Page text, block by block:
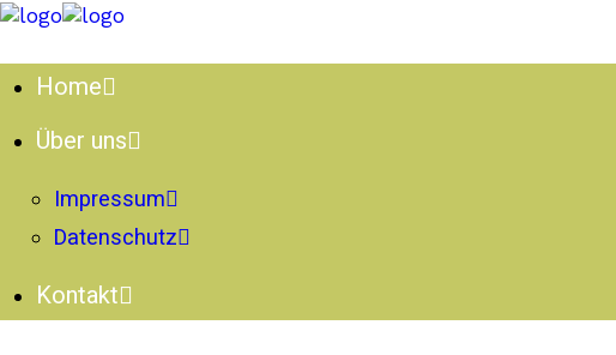
Home
Über uns
Impressum
Datenschutz
Kontakt